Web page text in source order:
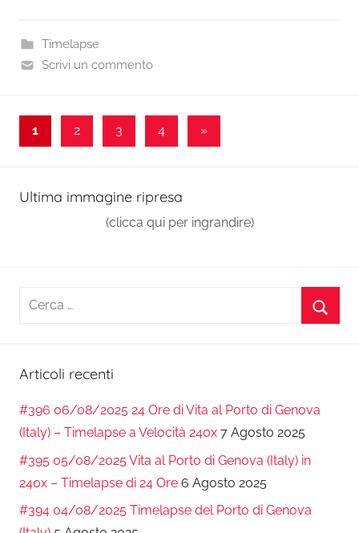
Timelapse
Scrivi un commento
Paginazione
articoli
1 2 3 4
Articolo
»
Ultima immagine ripresa
(clicca qui per ingrandire)
Ricerca
Articoli recenti
#396 06/08/2025 24 Ore di Vita al Porto di Genova
(Italy) – Timelapse a Velocità 240x 7 Agosto 2025
#395 05/08/2025 Vita al Porto di Genova (Italy) in
240x – Timelapse di 24 Ore 6 Agosto 2025
#394 04/08/2025 Timelapse del Porto di Genova